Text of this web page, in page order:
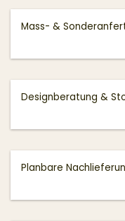
Mass- &
Designberatung &
Planbare